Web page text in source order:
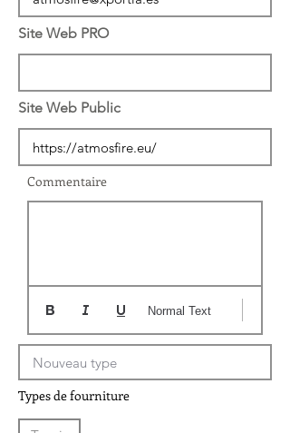
Site Web PRO
Site Web Public
Commentaire
Normal Text
Types de fourniture